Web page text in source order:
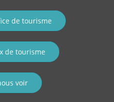
de tourisme
de tourisme
voir